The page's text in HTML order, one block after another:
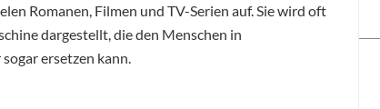
Romanen, Filmen und TV-Serien auf. Sie wird oft
dargestellt, die den Menschen in
ersetzen kann.